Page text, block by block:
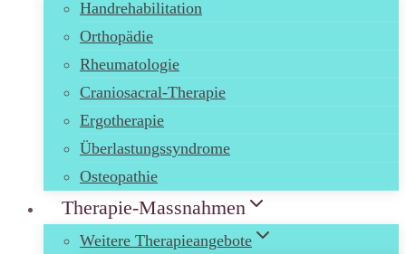
Handrehabilitation
Orthopädie
Rheumatologie
Craniosacral-Therapie
Ergotherapie
Überlastungssyndrome
Osteopathie
Therapie-Massnahmen
Weitere Therapieangebote